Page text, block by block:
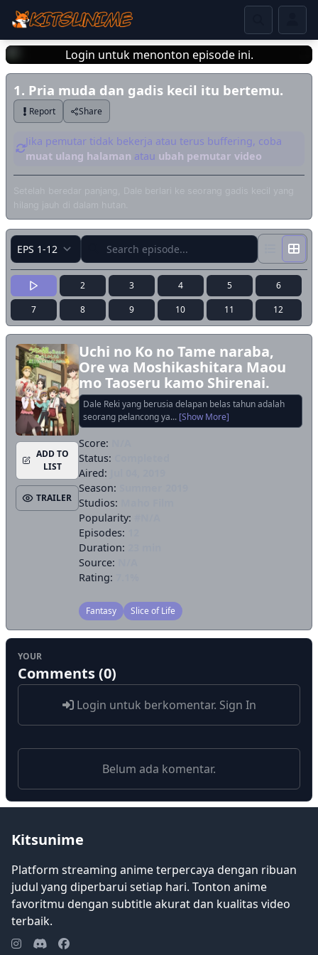
Login untuk menonton episode ini.
Login
1. Pria muda dan gadis kecil itu bertemu.
Report Share
Jika pemutar tidak bekerja atau terus buffering, coba
muat ulang halaman atau ubah pemutar video
ADD TO
LIST
TRAILER
Uchi no Ko no Tame naraba,
Ore wa Moshikashitara Maou
mo Taoseru kamo Shirenai.
Dale Reki yang berusia delapan belas tahun adalah
seorang pelancong ya... [Show More]
Score:
Status:
Aired:
Season:
Studios:
Popularity:
Episodes:
Duration:
Source:
Rating:
Fantasy Slice of Life
YOUR
Comments (0)
Login untuk berkomentar. Sign In
Belum ada komentar.
2 3 4 5 6
7 8 9 10 11 12
Kitsunime
Platform streaming anime terpercaya dengan ribuan
judul yang diperbarui setiap hari. Tonton anime
favoritmu dengan subtitle akurat dan kualitas video
terbaik.